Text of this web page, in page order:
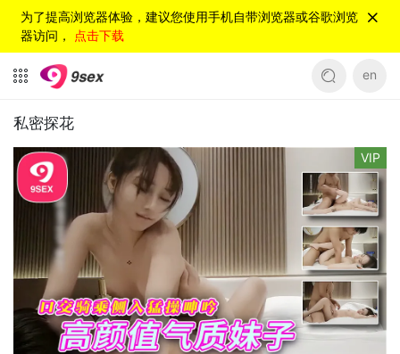
为了提高浏览器体验，建议您使用手机自带浏览器或谷歌浏览
器访问， 点击下载
en
私密探花
VIP